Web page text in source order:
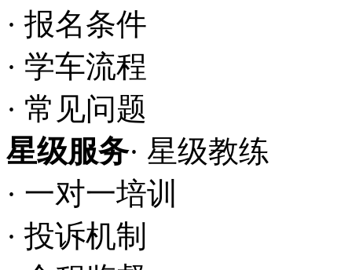
· 报名条件
· 学车流程
· 常见问题
星级服务· 星级教练
· 一对一培训
· 投诉机制